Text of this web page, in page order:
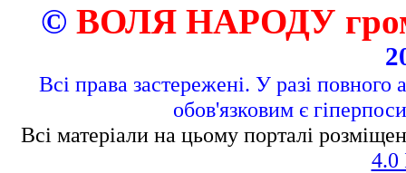
© ВОЛЯ НАРОДУ
Всі права застережені. У разі повного
обов'язковим є
Всі матеріали на цьому порталі
4.0